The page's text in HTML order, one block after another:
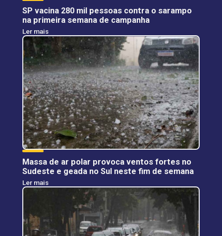
SP vacina 280 mil pessoas contra o sarampo
na primeira semana de campanha
Ler mais
Massa de ar polar provoca ventos fortes no
Sudeste e geada no Sul neste fim de semana
Ler mais